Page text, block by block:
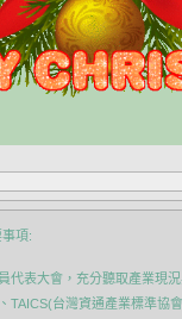
項:
代表大會，充分聽取產業現
TAICS(台灣資通產業標準協